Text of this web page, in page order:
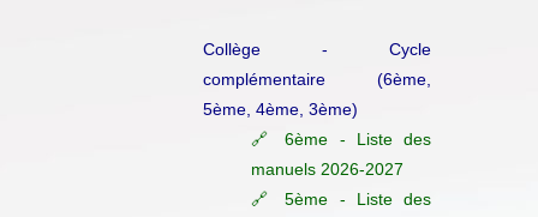
Collège - Cycle
complémentaire (6ème,
5ème, 4ème, 3ème)
🔗 6ème - Liste des
manuels 2026-2027
🔗 5ème - Liste des